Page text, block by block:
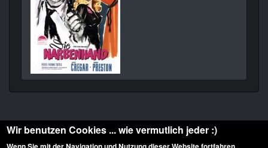
Wir benutzen Cookies ... wie vermutlich jeder :)